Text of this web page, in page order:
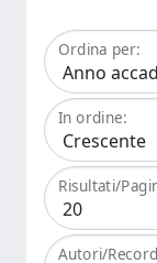
Ordina per:
In ordine:
Risultati/
Autori/